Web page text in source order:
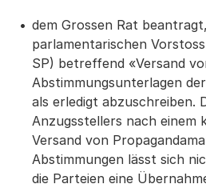
dem Grossen Rat
parlamentarischen
SP) betreffend «Versand
Abstimmungsunterlagen
als erledigt abzuschreiben.
Anzugsstellers nach einem
Versand von
Abstimmungen lässt sich
die Parteien eine